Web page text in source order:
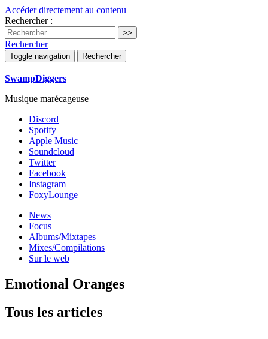
Accéder directement au contenu
Rechercher :
Rechercher
Toggle navigation Rechercher
SwampDiggers
Musique marécageuse
Discord
Spotify
Apple Music
Soundcloud
Twitter
Facebook
Instagram
FoxyLounge
News
Focus
Albums/Mixtapes
Mixes/Compilations
Sur le web
Emotional Oranges
Tous les articles